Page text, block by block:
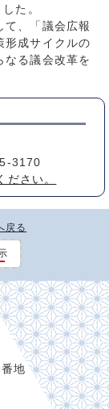
た。
て、「議会広報
形成サイクルの
なる議会改革を
3170
ださい。
戻る
番地